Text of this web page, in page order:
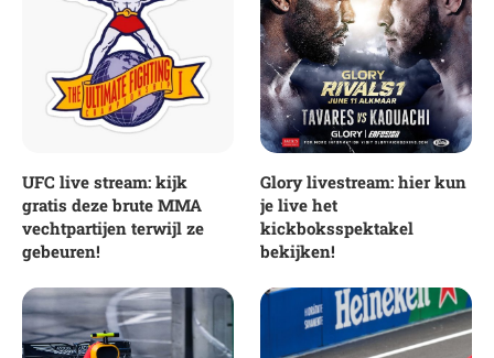
UFC live stream: kijk
gratis deze brute MMA
vechtpartijen terwijl ze
gebeuren!
Glory livestream: hier kun
je live het
kickboksspektakel
bekijken!